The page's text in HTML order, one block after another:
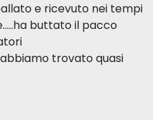
e ricevuto nei tempi
buttato il pacco
trovato quasi